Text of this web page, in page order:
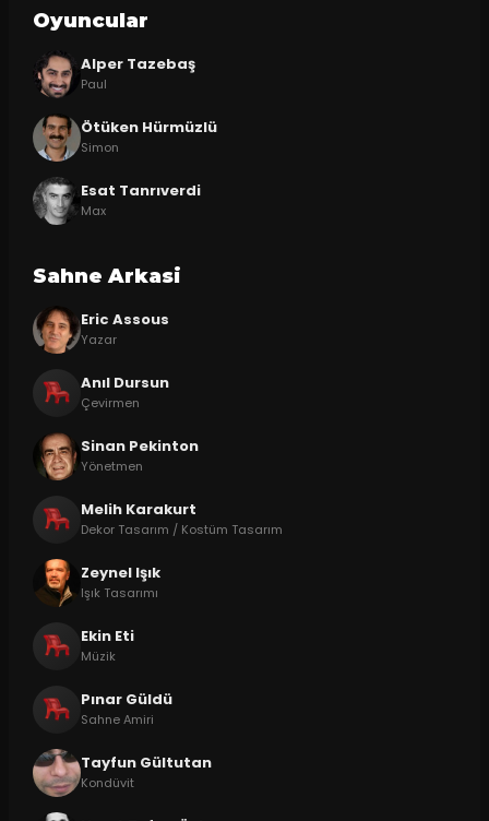
Oyuncular
Alper Tazebaş
Paul
Ötüken Hürmüzlü
Simon
Esat Tanrıverdi
Max
Sahne Arkasi
Eric Assous
Yazar
Anıl Dursun
Çevirmen
Sinan Pekinton
Yönetmen
Melih Karakurt
Dekor Tasarım / Kostüm Tasarım
Zeynel Işık
Işık Tasarımı
Ekin Eti
Müzik
Pınar Güldü
Sahne Amiri
Tayfun Gültutan
Kondüvit